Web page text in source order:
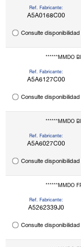
Ref. Fabricante:
A5A0168C00
Consulte
******MMDO
Ref. Fabricante:
A5A6127C00
Consulte
******MMDO
Ref. Fabricante:
A5A6027C00
Consulte
******MMDO
Ref. Fabricante:
A5262339J0
Consulte